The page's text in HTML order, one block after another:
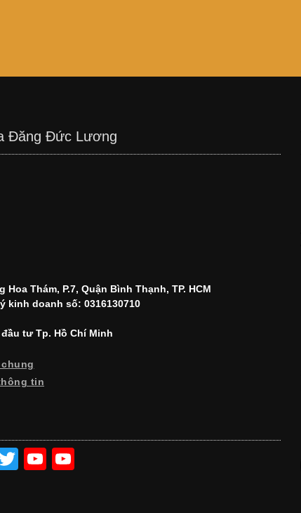
Đăng Đức Lương
Thám, P.7, Quận Bình Thạnh, TP. HCM
kinh doanh số: 0316130710
tư Tp. Hồ Chí Minh
tin
T
Y